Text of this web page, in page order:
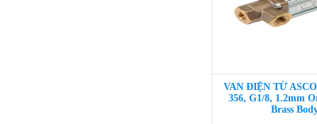
VAN ĐIỆN TỪ ASCO
356, G1/8, 1.2mm
Brass